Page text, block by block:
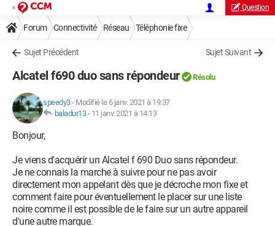
Question
Forum Connectivité Réseau Téléphonie fixe
Sujet Précédent Sujet Suivant
Alcatel f690 duo sans répondeur Résolu
speedy3- Modifié le 6 janv. 2021 à 19:37
baladur13- 11 janv. 2021 à 14:13
Bonjour,
Je viens d'acquérir un Alcatel f 690 Duo sans répondeur.
Je ne connais la marche à suivre pour ne pas avoir
directement mon appelant dès que je décroche mon fixe et
comment faire pour éventuellement le placer sur une liste
noire comme il est possible de le faire sur un autre appareil
d'une autre marque.